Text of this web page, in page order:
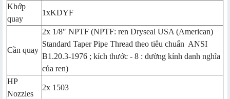
Khớp
quay
1xKDYF
Cần quay
2x 1/8″ NPTF (NPTF: ren Dryseal USA (American)
Standard Taper Pipe Thread theo tiêu chuẩn ANSI
B1.20.3-1976 ; kích thước - 8 : đường kính danh nghĩa
của ren)
HP
Nozzles
2x 1503